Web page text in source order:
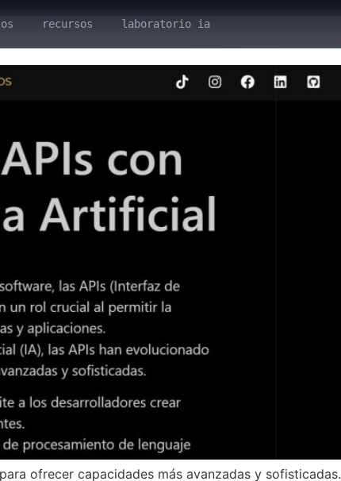
recursos laboratorio ia
ofrecer capacidades más avanzadas y sofisticadas.